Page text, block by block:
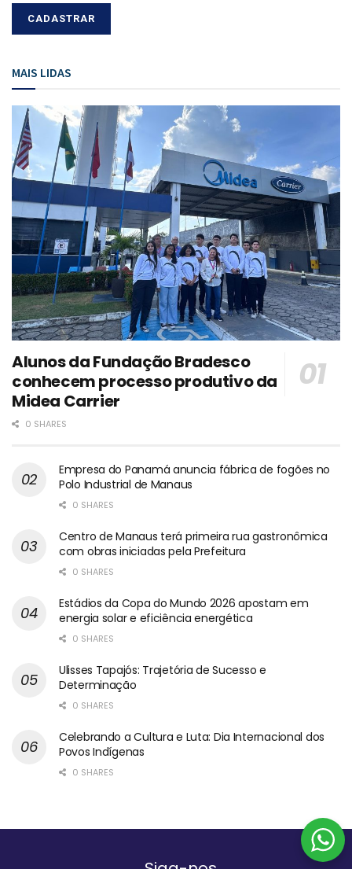
MAIS LIDAS
Alunos da Fundação Bradesco
conhecem processo produtivo da
Midea Carrier
0 SHARES
Empresa do Panamá anuncia fábrica de fogões no
Polo Industrial de Manaus
0 SHARES
Centro de Manaus terá primeira rua gastronômica
com obras iniciadas pela Prefeitura
0 SHARES
Estádios da Copa do Mundo 2026 apostam em
energia solar e eficiência energética
0 SHARES
Ulisses Tapajós: Trajetória de Sucesso e
Determinação
0 SHARES
Celebrando a Cultura e Luta: Dia Internacional dos
Povos Indígenas
0 SHARES